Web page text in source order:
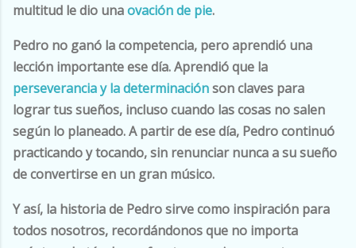
multitud le dio unaovación de pie.
Pedro no ganó la competencia, pero aprendió una
lección importante ese día. Aprendió que la
perseverancia y la determinaciónson claves para
lograr tus sueños, incluso cuando las cosas no salen
según lo planeado. A partir de ese día, Pedro continuó
practicando y tocando, sin renunciar nunca a su sueño
de convertirse en un gran músico.
Y así, la historia de Pedro sirve como inspiración para
todos nosotros, recordándonos que no importa